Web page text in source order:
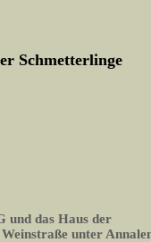
Schmetterlinge
und das Haus der
unter